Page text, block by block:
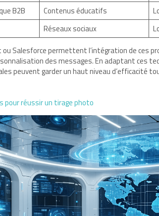
B2B Contenus éducatifs
Réseaux sociaux
ou Salesforce permettent l’intégration de ces
des messages. En adaptant ces
peuvent garder un haut niveau d’efficacité
pour réussir un tirage photo